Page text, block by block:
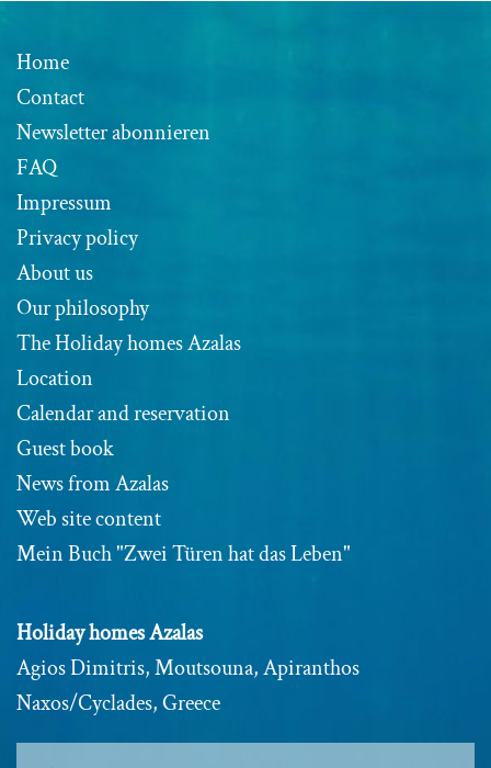
Home
Contact
Newsletter abonnieren
FAQ
Impressum
Privacy policy
About us
Our philosophy
The Holiday homes Azalas
Location
Calendar and reservation
Guest book
News from Azalas
Web site content
Mein Buch "Zwei Türen hat das Leben"
Holiday homes Azalas
Agios Dimitris, Moutsouna, Apiranthos
Naxos/Cyclades, Greece